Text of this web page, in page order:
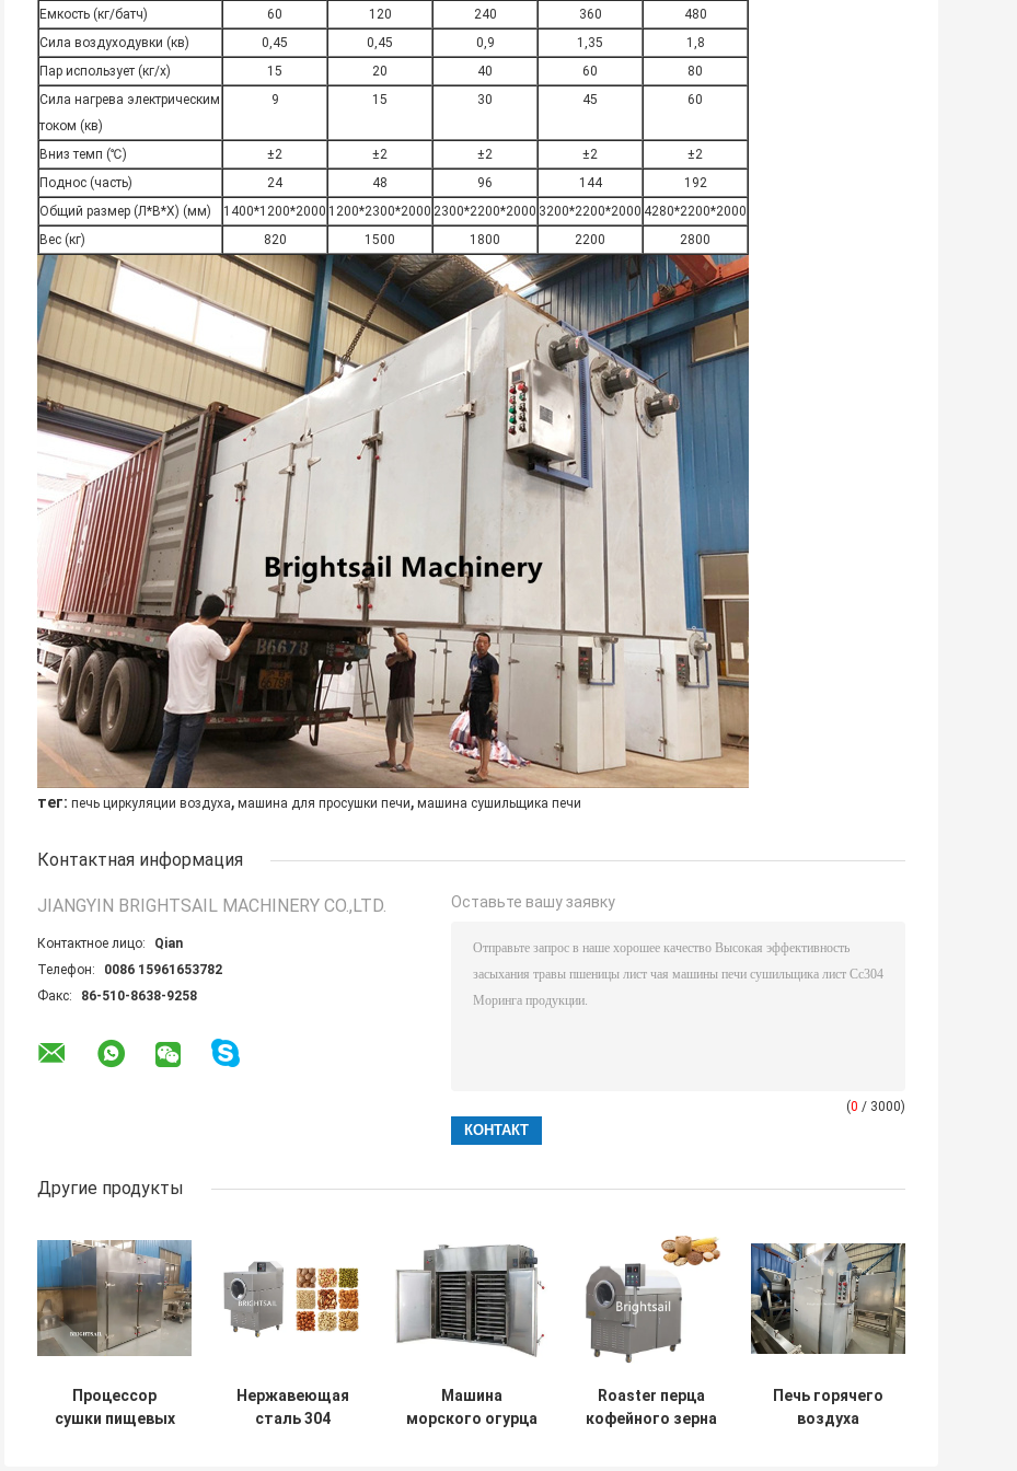
Емкость (кг/батч)
60 120 240 360
480
Сила воздуходувки (кв)
0,45 0,45 0,9 1,35
1,8
Пар использует (кг/х)
15 20 40 60
80
Сила нагрева электрическим
током (кв)
9 15 30 45 60
Вниз темп (℃) ±2 ±2 ±2 ±2
±2
Поднос (часть)
24 48 96 144
192
Общий размер (Л*В*Х) (мм)
1400*1200*2000 1200*2300*2000 2300*2200*2000 3200*2200*2000 4280*2200*2000
Вес (кг)
820 1500 1800 2200 2800
тег: печь циркуляции воздуха, машина для просушки печи, машина сушильщика печи
Контактная информация
JIANGYIN BRIGHTSAIL MACHINERY CO.,LTD.
Контактное лицо:
Qian
Телефон:
0086 15961653782
Факс:
86-510-8638-9258
Оставьте вашу заявку
(0 / 3000)
Другие продукты
Процессор
сушки пищевых
Нержавеющая
сталь 304
Машина
морского огурца
Roaster перца
кофейного зерна
Печь горячего
воздуха